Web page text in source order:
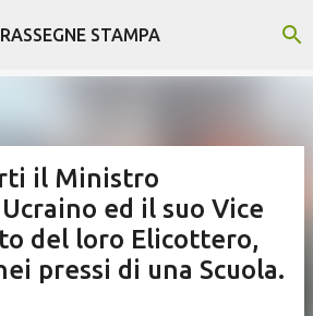
ai contenuti principali
STAMPA
il Ministro
ed il suo Vice
del loro Elicottero,
pressi di una Scuola.